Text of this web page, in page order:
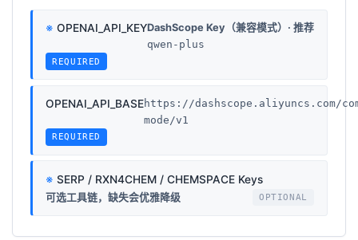
OPENAI_API_KEYDashScope Key（兼容模式）· 推荐
qwen-plus
OPENAI_API_BASEhttps://dashscope.aliyuncs.com/
mode/v1
SERP / RXN4CHEM / CHEMSPACE Keys
可选工具链，缺失会优雅降级